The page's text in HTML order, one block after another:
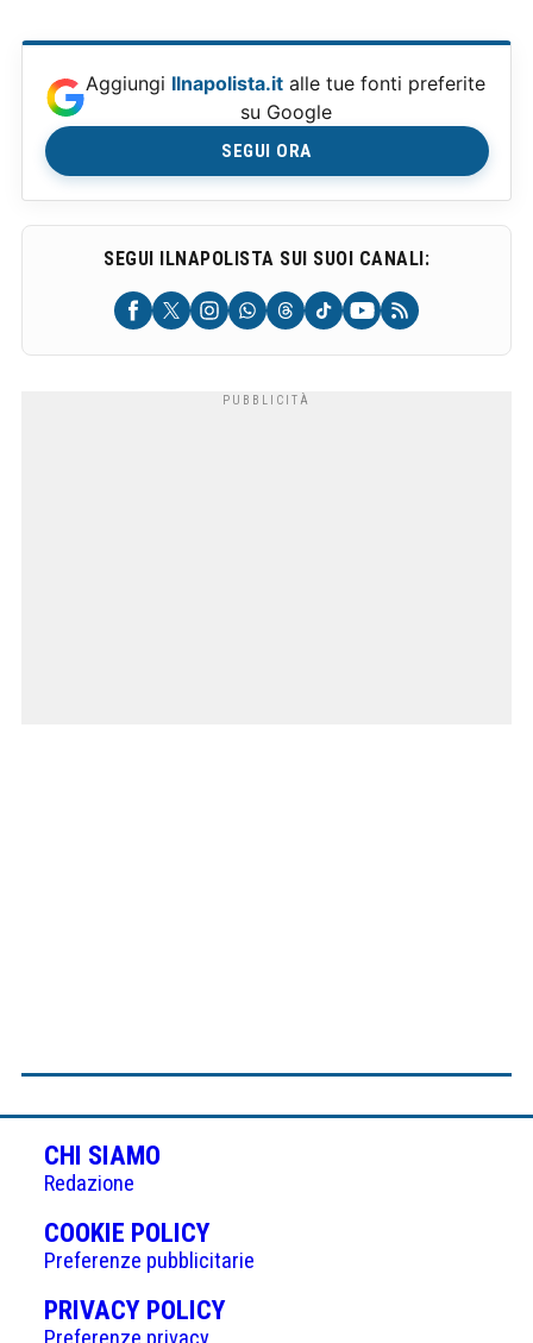
Aggiungi Ilnapolista.it alle tue fonti preferite
su Google
SEGUI ORA
SEGUI ILNAPOLISTA SUI SUOI CANALI:
CHI SIAMO
Redazione
COOKIE POLICY(APRE
IN
UNA
NUOVA
Preferenze pubblicitarie
PRIVACY POLICY(APRE
Preferenze privacy